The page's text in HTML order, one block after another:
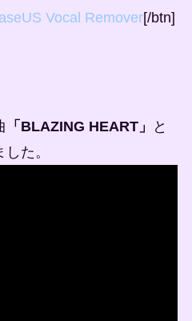
Vocal Remover[/btn]
「BLAZING HEART」
と
た。